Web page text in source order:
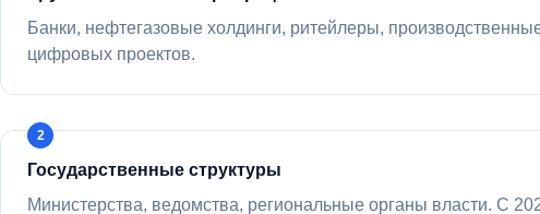
Банки, нефтегазовые холдинги, ритейлеры,
цифровых проектов.
Государственные структуры
Министерства, ведомства, региональные органы власти. С